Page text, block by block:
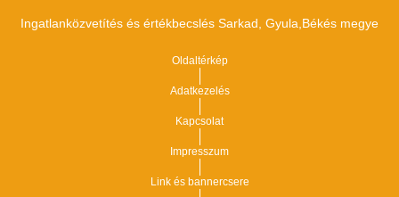
Ingatlanközvetítés és értékbecslés Sarkad, Gyula,Békés megye
Oldaltérkép
Adatkezelés
Kapcsolat
Impresszum
Link és bannercsere